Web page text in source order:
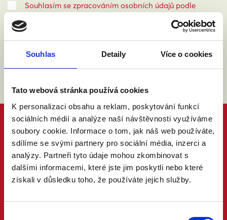
Souhlas Detaily Více o cookies
Tato webová stránka používá cookies
K personalizaci obsahu a reklam, poskytování funkcí
sociálních médií a analýze naší návštěvnosti využíváme
soubory cookie. Informace o tom, jak náš web používáte,
sdílíme se svými partnery pro sociální média, inzerci a
analýzy. Partneři tyto údaje mohou zkombinovat s
dalšími informacemi, které jste jim poskytli nebo které
získali v důsledku toho, že používáte jejich služby.
Souhlasím se zpracováním osobních údajů podle